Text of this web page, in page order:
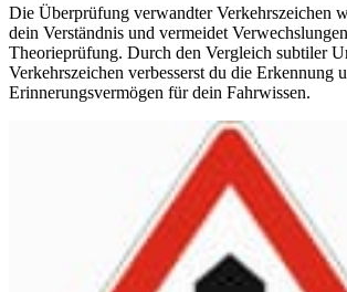
Die Überprüfung verwandter Verkehrszeichen
dein Verständnis und vermeidet
Theorieprüfung. Durch den Vergleich subtiler
Verkehrszeichen verbesserst du die Erkennung
Erinnerungsvermögen für dein Fahrwissen.